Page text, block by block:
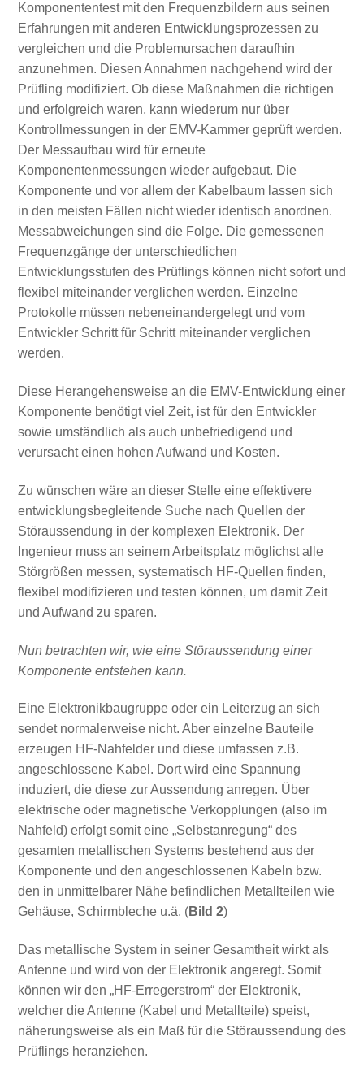
Komponententest mit den Frequenzbildern aus seinen
Erfahrungen mit anderen Entwicklungsprozessen zu
vergleichen und die Problemursachen daraufhin
anzunehmen. Diesen Annahmen nachgehend wird der
Prüfling modifiziert. Ob diese Maßnahmen die richtigen
und erfolgreich waren, kann wiederum nur über
Kontrollmessungen in der EMV-Kammer geprüft werden.
Der Messaufbau wird für erneute
Komponentenmessungen wieder aufgebaut. Die
Komponente und vor allem der Kabelbaum lassen sich
in den meisten Fällen nicht wieder identisch anordnen.
Messabweichungen sind die Folge. Die gemessenen
Frequenzgänge der unterschiedlichen
Entwicklungsstufen des Prüflings können nicht sofort und
flexibel miteinander verglichen werden. Einzelne
Protokolle müssen nebeneinandergelegt und vom
Entwickler Schritt für Schritt miteinander verglichen
werden.
Diese Herangehensweise an die EMV-Entwicklung einer
Komponente benötigt viel Zeit, ist für den Entwickler
sowie umständlich als auch unbefriedigend und
verursacht einen hohen Aufwand und Kosten.
Zu wünschen wäre an dieser Stelle eine effektivere
entwicklungsbegleitende Suche nach Quellen der
Störaussendung in der komplexen Elektronik. Der
Ingenieur muss an seinem Arbeitsplatz möglichst alle
Störgrößen messen, systematisch HF-Quellen finden,
flexibel modifizieren und testen können, um damit Zeit
und Aufwand zu sparen.
Nun betrachten wir, wie eine Störaussendung einer
Komponente entstehen kann.
Eine Elektronikbaugruppe oder ein Leiterzug an sich
sendet normalerweise nicht. Aber einzelne Bauteile
erzeugen HF-Nahfelder und diese umfassen z.B.
angeschlossene Kabel. Dort wird eine Spannung
induziert, die diese zur Aussendung anregen. Über
elektrische oder magnetische Verkopplungen (also im
Nahfeld) erfolgt somit eine „Selbstanregung“ des
gesamten metallischen Systems bestehend aus der
Komponente und den angeschlossenen Kabeln bzw.
den in unmittelbarer Nähe befindlichen Metallteilen wie
Gehäuse, Schirmbleche u.ä. (Bild 2)
Das metallische System in seiner Gesamtheit wirkt als
Antenne und wird von der Elektronik angeregt. Somit
können wir den „HF-Erregerstrom“ der Elektronik,
welcher die Antenne (Kabel und Metallteile) speist,
näherungsweise als ein Maß für die Störaussendung des
Prüflings heranziehen.